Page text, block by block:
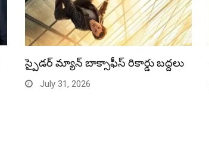
స్పైడర్ మ్యాన్ బాక్సాఫీస్ రికార్డు బద్దలు
July 31, 2026